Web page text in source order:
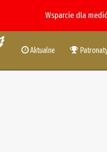
Wsparcie dla
Aktualne